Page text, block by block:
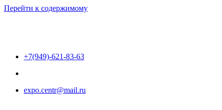
Перейти к содержимому
+7(949)-621-83-63
expo.centr@mail.ru